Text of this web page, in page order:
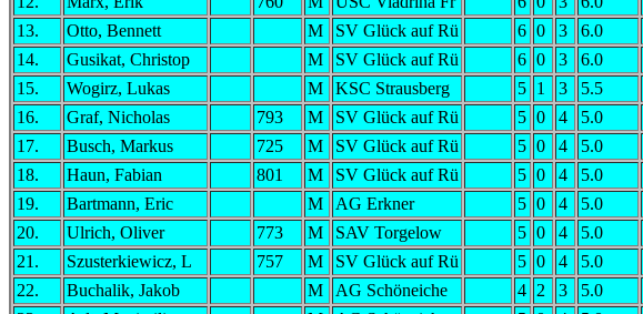
13.
Otto, Bennett M SV Glück auf Rü 6 0 3 6.0
14.
Gusikat, Christop M SV Glück auf Rü 6 0 3 6.0
15.
Wogirz, Lukas M KSC Strausberg 5 1 3 5.5
16.
Graf, Nicholas 793 M SV Glück auf Rü 5 0 4 5.0
17.
Busch, Markus 725 M SV Glück auf Rü 5 0 4 5.0
18.
Haun, Fabian 801 M SV Glück auf Rü 5 0 4 5.0
19.
Bartmann, Eric M AG Erkner 5 0 4 5.0
20.
Ulrich, Oliver 773 M SAV Torgelow 5 0 4 5.0
21.
Szusterkiewicz, L 757 M SV Glück auf Rü 5 0 4 5.0
22.
Buchalik, Jakob M AG Schöneiche 4 2 3 5.0